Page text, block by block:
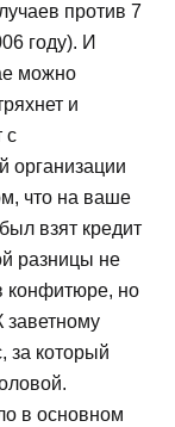
против 7
году). И
можно
и
с
организации
что на ваше
взят кредит
разницы не
конфитюре, но
заветному
за который
в основном